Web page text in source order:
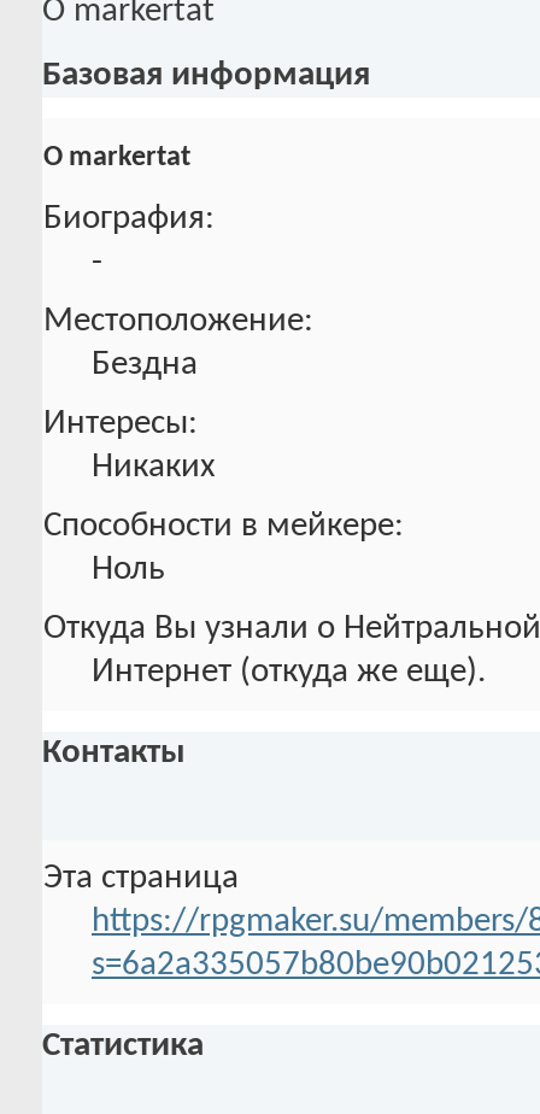
О markertat
Базовая информация
О markertat
Биография:
-
Местоположение:
Бездна
Интересы:
Никаких
Способности в мейкере:
Ноль
Откуда Вы узнали о
Интернет (откуда же еще).
Контакты
Эта страница
https://rpgmaker.su/
Статистика